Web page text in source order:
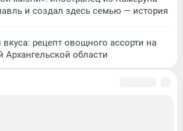
и создал здесь семью — история
рецепт овощного ассорти на
Архангельской области